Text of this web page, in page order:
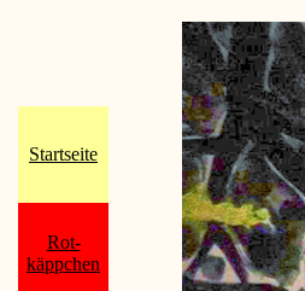
Startseite
Rot-
käppchen